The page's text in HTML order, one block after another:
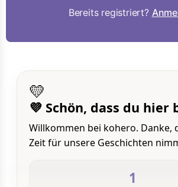
Bereits registriert?
💛
💜 Schön, dass du hier
Willkommen bei kohero. Danke,
Zeit für unsere Geschichten
1